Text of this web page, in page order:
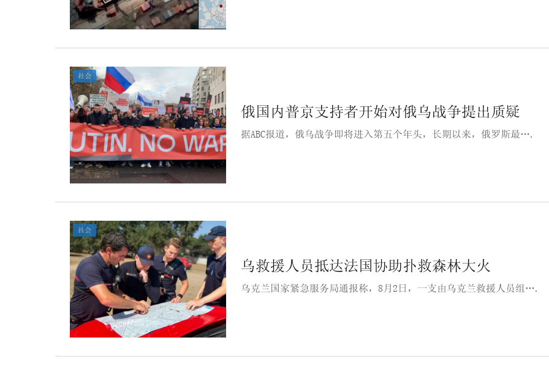
社会
俄国内普京支持者开始对俄乌战争提出质疑
据ABC报道，俄乌战争即将进入第五个年头，长期以来，俄罗斯最….
社会
乌救援人员抵达法国协助扑救森林大火
乌克兰国家紧急服务局通报称，8月2日，一支由乌克兰救援人员组….